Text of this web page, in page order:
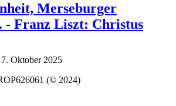
Merseburger
- Franz Liszt: Christus
Oktober 2025
(© 2024)